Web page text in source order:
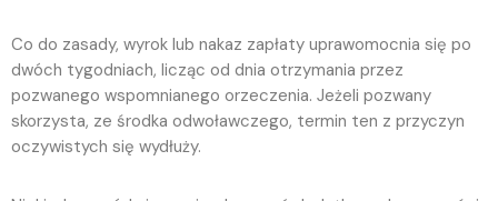
Co do zasady, wyrok lub nakaz zapłaty uprawomocnia się po
dwóch tygodniach, licząc od dnia otrzymania przez
pozwanego wspomnianego orzeczenia. Jeżeli pozwany
skorzysta, ze środka odwoławczego, termin ten z przyczyn
oczywistych się wydłuży.